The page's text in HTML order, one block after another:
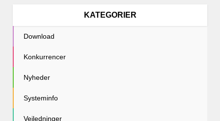
KATEGORIER
Download
Konkurrencer
Nyheder
Systeminfo
Vejledninger